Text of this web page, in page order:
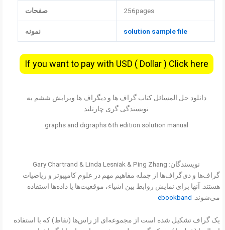
256pages صفحات
solution sample file نمونه
If you want to pay with USD ( Dollar ) Click here
دانلود حل المسائل کتاب گراف ها و دیگراف ها ویرایش ششم به
نویسندگی گری چارتلند
graphs and digraphs 6th edition solution manual
نویسندگان: Gary Chartrand & Linda Lesniak & Ping Zhang
گراف‌ها و دی‌گراف‌ها از جمله مفاهیم مهم در علوم کامپیوتر و ریاضیات
هستند. آنها برای نمایش روابط بین اشیاء، موقعیت‌ها یا داده‌ها استفاده
می‌شوند. ebookband
یک گراف تشکیل شده است از مجموعه‌ای از راس‌ها (نقاط) که با استفاده